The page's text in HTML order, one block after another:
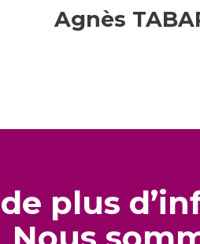
Agnès
plus